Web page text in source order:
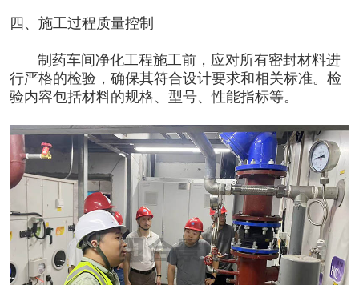
四、施工过程质量控制
制药车间净化工程施工前，应对所有密封材料进
行严格的检验，确保其符合设计要求和相关标准。检
验内容包括材料的规格、型号、性能指标等。